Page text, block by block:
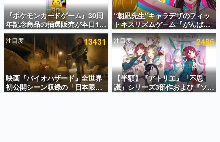
アプリセール情報
インタビュー
連載・特集一覧
殿堂入り記事
SNS拡散数が数千以上！ ページビュー数万以上！ などな
ど。多くの人々に読まれた、電ファミ渾身の“殿堂入り”記
事をまとめました。
『ポケモンカードゲーム』30周
年記念商品の抽選販売が本日12
時より開始。拡張パック「30th
CELEBRATION」のボックス
に、「プレミアムデッキセット
エーフィ・ブラッキー」
「FUTURISTIC BOX」の計3商
品
“朝凪先生”キャラデザのフィッ
トネスリズムゲーム『がんば
れ！チアリズム』Steamストア
ページが公開。キャラクターの
CVは陽向葵ゅかさん
注目度 13431
映画『バイオハザード』全世界
初公開シーン収録の「日本限
定」予告映像が解禁。バイオの
注目度 2486
【半額】『アトリエ』「不思
議」シリーズ3部作および『ソフ
ィーのアトリエ2』公式画集の